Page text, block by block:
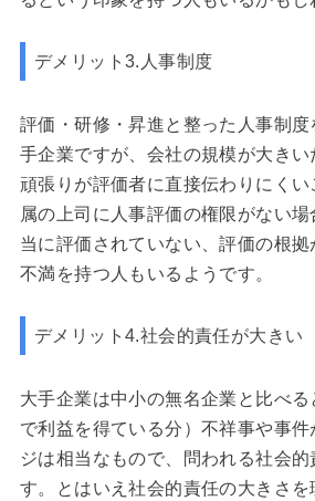
デメリット3.人事制度
評価・研修・昇進と整った人事制
手企業ですが、会社の規模が大き
頑張りが評価者に直接伝わりにく
属の上司に人事評価の権限がない
当に評価されていない、評価の根拠
不満を持つ人もいるようです。
デメリット4.社会的責任が大きい
大手企業は中小の無名企業と比べ
で利益を得ている分）不祥事や事
ジは相当なもので、問われる社会的
す。とはいえ社会的責任の大きさ